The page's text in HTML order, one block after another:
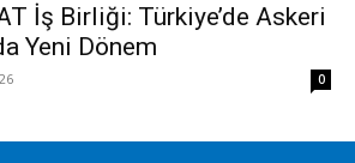
İş Birliği: Türkiye’de Askeri
Yeni Dönem
0